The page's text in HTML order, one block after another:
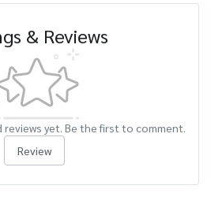
& Reviews
reviews yet. Be the first to comment.
Review